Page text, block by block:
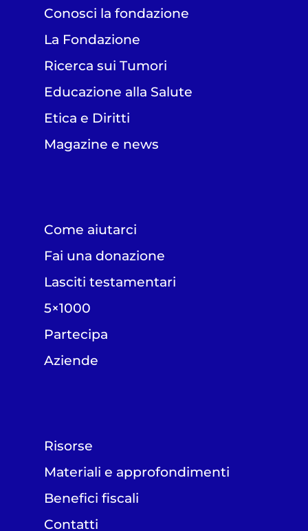
Conosci la fondazione
La Fondazione
Ricerca sui Tumori
Educazione alla Salute
Etica e Diritti
Magazine e news
Come aiutarci
Fai una donazione
Lasciti testamentari
5×1000
Partecipa
Aziende
Risorse
Materiali e approfondimenti
Benefici fiscali
Contatti